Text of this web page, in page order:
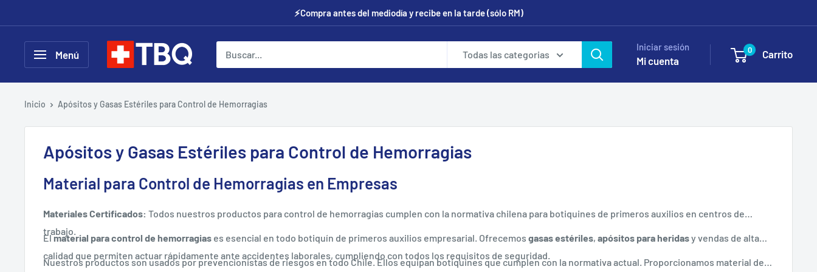
directamente
contenido
⚡Compra antes del mediodía y recibe en la tarde (sólo RM)
Menú tubotiquin.cl Todas las categorias
Iniciar sesión
Mi cuenta
0 Carrito
Inicio Apósitos y Gasas Estériles para Control de Hemorragias
Apósitos y Gasas Estériles para Control de Hemorragias
Material para Control de Hemorragias en Empresas
Materiales Certificados: Todos nuestros productos para control de hemorragias cumplen con la normativa chilena para botiquines de primeros auxilios en centros de
trabajo.
Elmaterial para control de hemorragias es esencial en todo botiquín de primeros auxilios empresarial. Ofrecemos gasas estériles, apósitos para heridasy vendas de alta
calidad que permiten actuar rápidamente ante accidentes laborales, cumpliendo con todos los requisitos de seguridad.
Nuestros productos son usados por prevencionistas de riesgos en todo Chile. Ellos equipan botiquines que cumplen con la normativa actual. Proporcionamos material de